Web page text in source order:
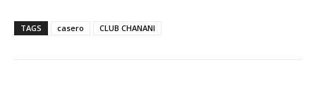
TAGS casero CLUB CHANANI